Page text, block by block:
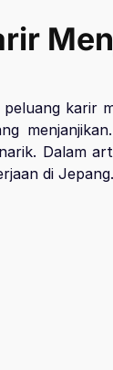
karir
Dalam
di Jepang.